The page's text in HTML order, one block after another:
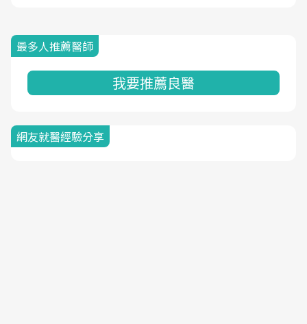
最多人推薦醫師
我要推薦良醫
網友就醫經驗分享